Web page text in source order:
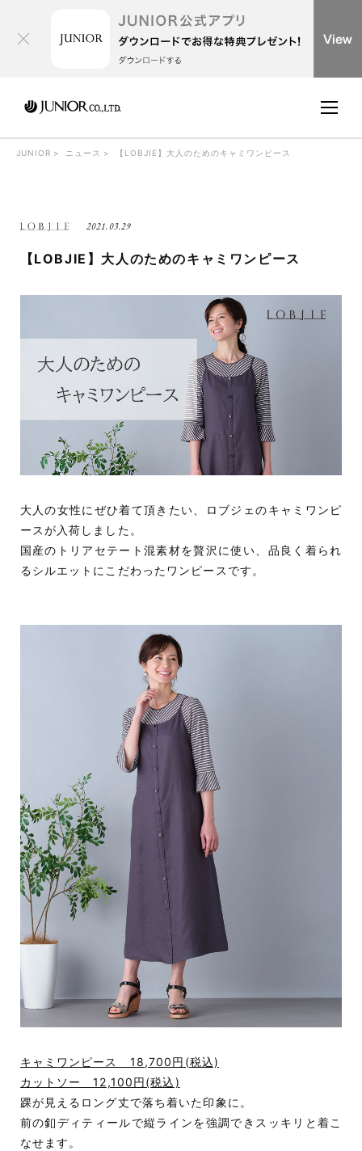
JUNIOR ニュース 【LOBJIE】大人のためのキャミワンピース
2021.03.29
【LOBJIE】大人のためのキャミワンピース
大人の女性にぜひ着て頂きたい、ロブジェのキャミワンピ
ースが入荷しました。
国産のトリアセテート混素材を贅沢に使い、品良く着られ
るシルエットにこだわったワンピースです。
キャミワンピース 18,700円(税込)
カットソー 12,100円(税込)
踝が見えるロング丈で落ち着いた印象に。
前の釦ディティールで縦ラインを強調できスッキリと着こ
なせます。